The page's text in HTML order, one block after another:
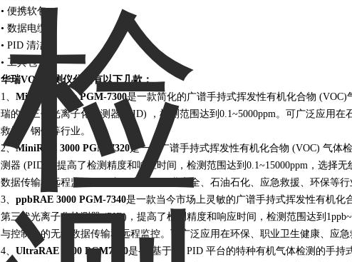
• 便携软包
• 数据电缆
• PID 清洁包
• 工具包
华瑞VOC检测仪分别有以下几款：
1、 MiniRAE Lite PGM-7300是一款简化的广谱手持式挥发性有机化合物 (VOC)
瑞的第三代光离子化检测器 (PID) ，检测范围达到0.1~5000ppm。可广泛应用在
救援、钢铁等行业。
2、MiniRAE 3000 PGM-7320是一款广谱手持式挥发性有机化合物 (VOC) 气体
测器 (PID)，提高了检测精度和响应时间，检测范围达到0.1~15000ppm，选择
数据传输和远程监控。可广泛应用在工业安全、石油石化、应急救援、环保等行
3、 ppbRAE 3000 PGM-7340是一款当今市场上灵敏的广谱手持式挥发性有机化
第三代光离子化检测器 (PID)，提高了检测精度和响应时间，检测范围达到
与控制台的无线数据传输和远程监控。可广泛应用在环保、职业卫生健康、应急
4、 UltraRAE 3000 PGM7360是-款基于3G PID 平台的特种有机气体检测的手持